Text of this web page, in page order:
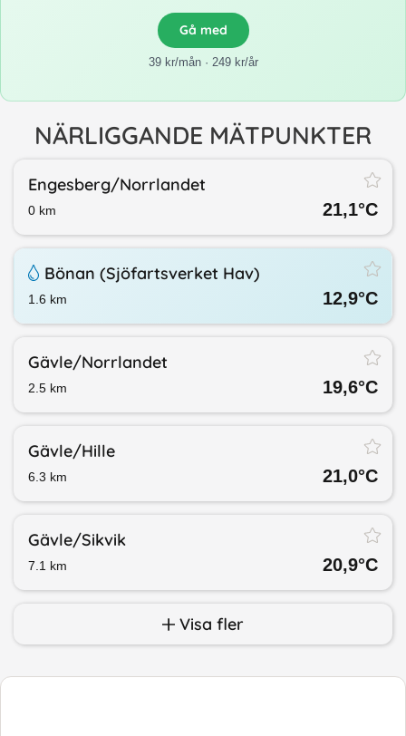
Gå med
39 kr/mån · 249 kr/år
NÄRLIGGANDE MÄTPUNKTER
Engesberg/​Norrlandet
0 km 21,1°C
Bönan (Sjöfartsverket Hav)
1.6 km 12,9°C
Gävle/​Norrlandet
2.5 km 19,6°C
Gävle/​Hille
6.3 km 21,0°C
Gävle/​Sikvik
7.1 km 20,9°C
Visa fler